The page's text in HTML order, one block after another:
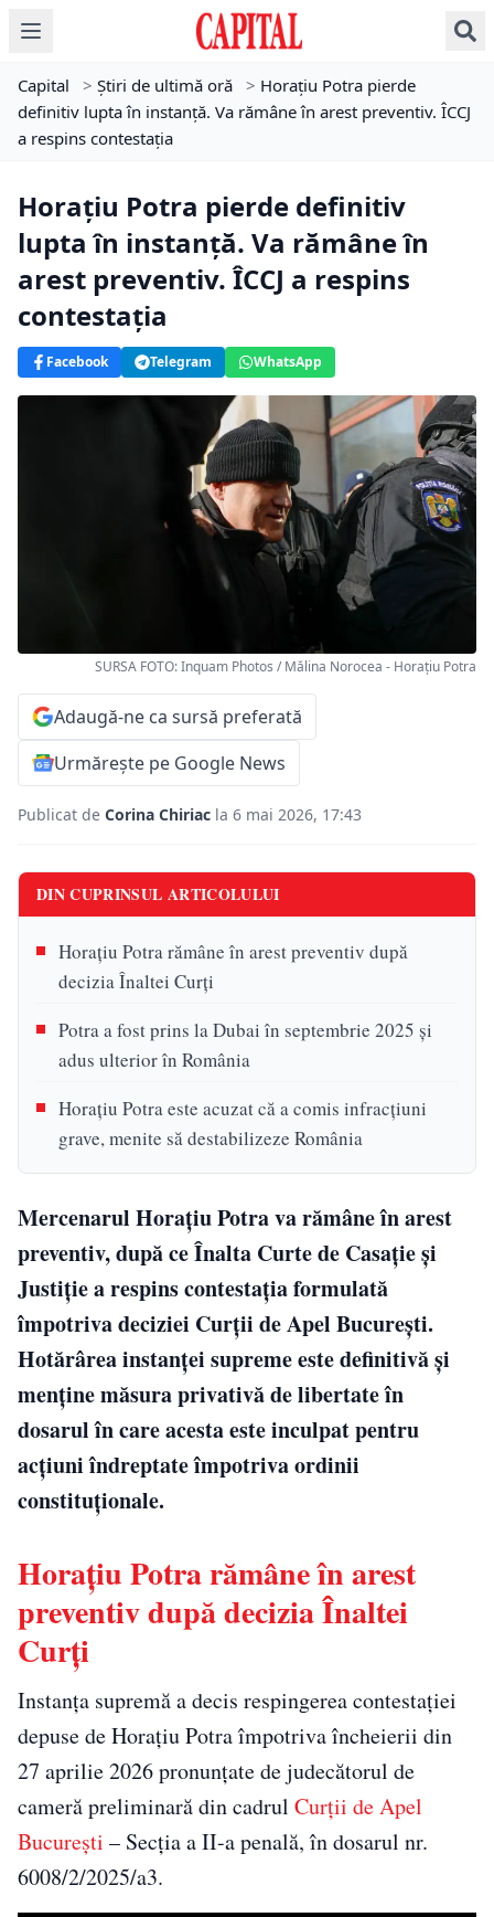
Capital > Știri de ultimă oră > Horațiu Potra pierde
definitiv lupta în instanță. Va rămâne în arest preventiv. ÎCCJ
a respins contestația
Horațiu Potra pierde definitiv
lupta în instanță. Va rămâne în
arest preventiv. ÎCCJ a respins
contestația
Facebook Telegram WhatsApp
SURSA FOTO: Inquam Photos / Mălina Norocea - Horațiu Potra
Adaugă-ne ca sursă preferată
Urmărește pe Google News
Publicat de Corina Chiriac la 6 mai 2026, 17:43
DIN CUPRINSUL ARTICOLULUI
Horațiu Potra rămâne în arest preventiv după
decizia Înaltei Curți
Potra a fost prins la Dubai în septembrie 2025 și
adus ulterior în România
Horațiu Potra este acuzat că a comis infracțiuni
grave, menite să destabilizeze România
Mercenarul Horațiu Potra va rămâne în arest
preventiv, după ce Înalta Curte de Casație și
Justiție a respins contestația formulată
împotriva deciziei Curții de Apel București.
Hotărârea instanței supreme este definitivă și
menține măsura privativă de libertate în
dosarul în care acesta este inculpat pentru
acțiuni îndreptate împotriva ordinii
constituționale.
Horațiu Potra rămâne în arest
preventiv după decizia Înaltei
Curți
Instanța supremă a decis respingerea contestației
depuse de Horațiu Potra împotriva încheierii din
27 aprilie 2026 pronunțate de judecătorul de
cameră preliminară din cadrul Curții de Apel
București – Secția a II-a penală, în dosarul nr.
6008/2/2025/a3.